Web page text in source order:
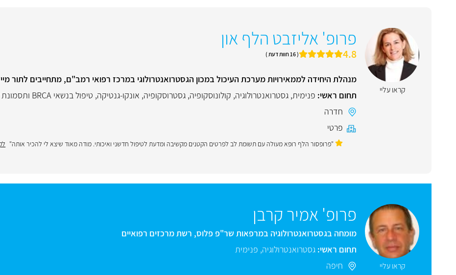
קראו עליי
פרופ' אליזבט הלף און
4.8 ( 16 חוות דעת )
מנהלת היחידה לממאירויות מערכת העיכול במכון הגסטרואנטרולוגי במרכז רפואי רמב"ם, מתחייבים לתור
תחום ראשי: פנימית, גסטרואנטרולוגיה, קולונוסקופיה, גסטרוסקופיה, אונקו-גנטיקה, טיפול בנשאי BRCA ותסמונת לינץ'
חדרה
פרטי
"פרופסור הלף רופא מעולה עם תשומת לב לפרטים הקטנים מקשיבה ומדעת לטיפול חדשני ואיכותי. מודה מאוד שיצא לי להכיר אותה"
קראו עליי
פרופ' אמיר קרבן
מומחה בגסטרואנטרולוגיה במרפאות שר"פ פלוס, רשת מרכזים רפואיים
תחום ראשי: גסטרואנטרולוגיה, פנימית
חיפה